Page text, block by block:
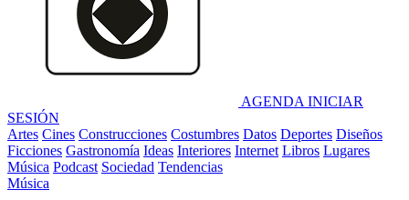
AGENDA INICIAR
SESIÓN
Artes Cines Construcciones Costumbres Datos Deportes Diseños
Ficciones Gastronomía Ideas Interiores Internet Libros Lugares
Música Podcast Sociedad Tendencias
Música